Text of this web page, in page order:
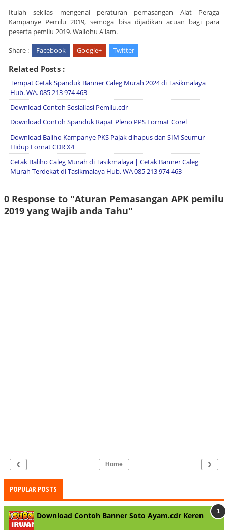
Itulah sekilas mengenai peraturan pemasangan Alat Peraga
Kampanye Pemilu 2019, semoga bisa dijadikan acuan bagi para
peserta pemilu 2019. Wallohu A'lam.
Share : Facebook Google+ Twitter
Related Posts :
Tempat Cetak Spanduk Banner Caleg Murah 2024 di Tasikmalaya
Hub. WA. 085 213 974 463
Download Contoh Sosialiasi Pemilu.cdr
Download Contoh Spanduk Rapat Pleno PPS Format Corel
Download Baliho Kampanye PKS Pajak dihapus dan SIM Seumur
Hidup Fornat CDR X4
Cetak Baliho Caleg Murah di Tasikmalaya | Cetak Banner Caleg
Murah Terdekat di Tasikmalaya Hub. WA 085 213 974 463
0 Response to "Aturan Pemasangan APK pemilu
2019 yang Wajib anda Tahu"
‹ ›
Home
POPULAR POSTS
Download Contoh Banner Soto Ayam.cdr Keren